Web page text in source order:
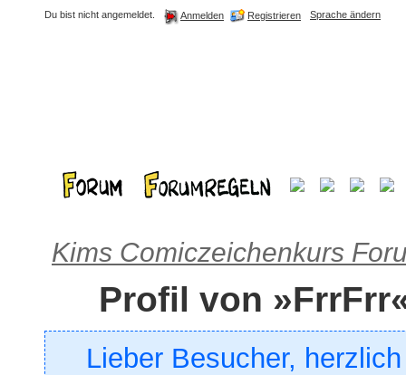
Du bist nicht angemeldet. Anmelden Registrieren Sprache ändern
Kims Comiczeichenkurs
Profil von
Lieber Besucher,